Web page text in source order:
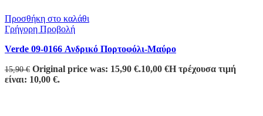
Προσθήκη στο καλάθι
Γρήγορη Προβολή
Verde 09-0166 Ανδρικό Πορτοφόλι-Μαύρο
15,90€ Original price was: 15,90 €.10,00 €Η τρέχουσα τιμή
είναι: 10,00 €.